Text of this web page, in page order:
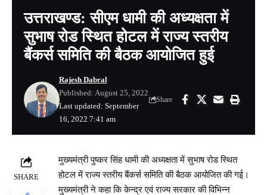
उत्तराखण्ड: सीएम धामी की अध्यक्षता में
सुभाष रोड स्थित होटल में राज्य स्तरीय
बैंकर्स समिति की बैठक आयोजित हुई
Last updated: September
16, 2022 7:41 am
Rajesh Dabral
Published: August 25, 2022
Share
SHARE
मुख्यमंत्री पुष्कर सिंह धामी की अध्यक्षता में सुभाष रोड स्थित
होटल में राज्य स्तरीय बैंकर्स समिति की बैठक आयोजित की गई।
मुख्यमंत्री ने कहा कि केन्द्र एवं राज्य सरकार की विभिन्न